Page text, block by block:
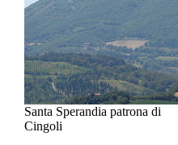
Santa Sperandia patrona di
Cingoli